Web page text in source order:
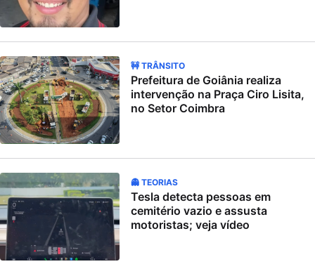
🚧 TRÂNSITO
Prefeitura de Goiânia realiza
intervenção na Praça Ciro Lisita,
no Setor Coimbra
👻 TEORIAS
Tesla detecta pessoas em
cemitério vazio e assusta
motoristas; veja vídeo